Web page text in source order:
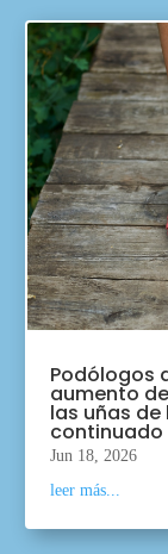
Podólogos
aumento
las uñas
continuado
Jun 18, 2026
leer más...